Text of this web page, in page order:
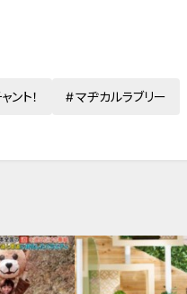
ント！ マヂカルラブリー